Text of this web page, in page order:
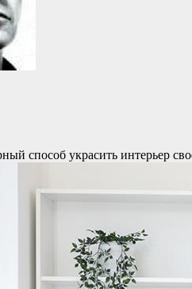
способ украсить интерьер